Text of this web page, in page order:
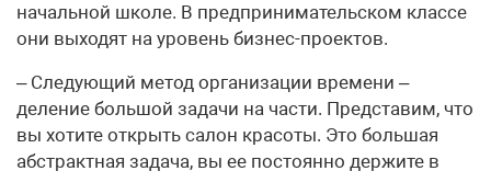
начальной школе. В предпринимательском классе
они выходят на уровень бизнес-проектов.
– Следующий метод организации времени –
деление большой задачи на части. Представим, что
вы хотите открыть салон красоты. Это большая
абстрактная задача, вы ее постоянно держите в